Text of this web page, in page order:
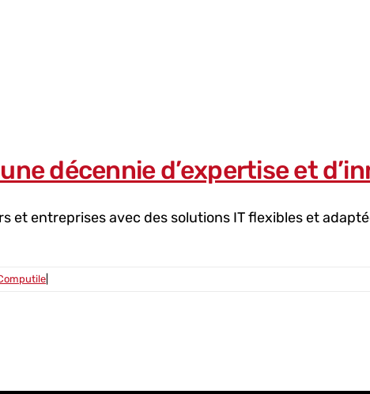
décennie d’expertise et
et entreprises avec des solutions IT flexibles et